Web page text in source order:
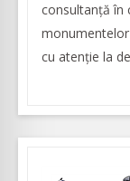
consultanță în
cu atenţie la